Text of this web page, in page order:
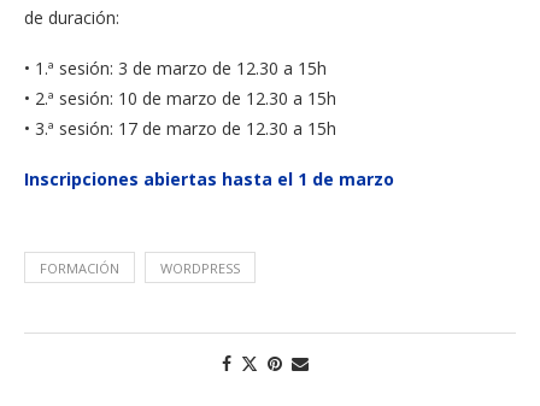
de duración:
• 1.ª sesión: 3 de marzo de 12.30 a 15h
• 2.ª sesión: 10 de marzo de 12.30 a 15h
• 3.ª sesión: 17 de marzo de 12.30 a 15h
Inscripciones abiertas hasta el 1 de marzo
FORMACIÓN WORDPRESS